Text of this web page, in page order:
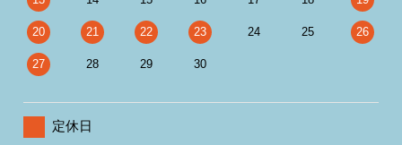
20 21 22 23 24 25 26
27 28 29 30
定休日